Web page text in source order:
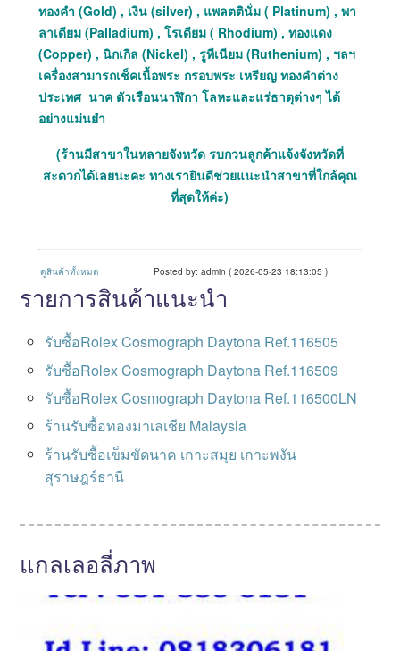
ทองคำ (Gold) , เงิน (silver) , แพลตตินั่ม ( Platinum) , พา
ลาเดียม (Palladium) , โรเดียม ( Rhodium) , ทองแดง
(Copper) , นิกเกิล (Nickel) , รูทีเนียม (Ruthenium) , ฯลฯ
เครื่องสามารถเช็คเนื้อพระ กรอบพระ เหรียญ ทองคำต่าง
ประเทศ นาค ตัวเรือนนาฬิกา โลหะและแร่ธาตุต่างๆ ได้
อย่างแม่นยำ
(ร้านมีสาขาในหลายจังหวัด รบกวนลูกค้าแจ้งจังหวัดที่
สะดวกได้เลยนะคะ ทางเรายินดีช่วยแนะนำสาขาที่ใกล้คุณ
ที่สุดให้ค่ะ)
ดูสินค้าทั้งหมด Posted by: admin ( 2026-05-23 18:13:05 )
รายการสินค้าแนะนำ
รับซื้อRolex Cosmograph Daytona Ref.116505
รับซื้อRolex Cosmograph Daytona Ref.116509
รับซื้อRolex Cosmograph Daytona Ref.116500LN
ร้านรับซื้อทองมาเลเชีย Malaysia
ร้านรับซื้อเข็มขัดนาค เกาะสมุย เกาะพงัน
สุราษฎร์ธานี
แกลเลอลี่ภาพ